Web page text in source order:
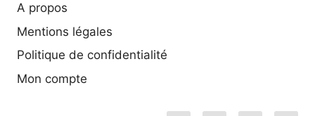
A propos
Mentions légales
Politique de confidentialité
Mon compte